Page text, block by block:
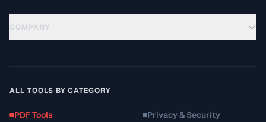
COMPANY
ALL TOOLS BY CATEGORY
PDF Tools Privacy & Security